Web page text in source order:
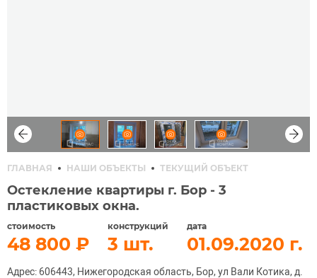
ГЛАВНАЯ НАШИ ОБЪЕКТЫ ТЕКУЩИЙ ОБЪЕКТ
Остекление квартиры г. Бор - 3
пластиковых окна.
стоимость
48 800
конструкций
3
дата
01.09.2020
Адрес: 606443, Нижегородская область, Бор, ул Вали Котика, д.